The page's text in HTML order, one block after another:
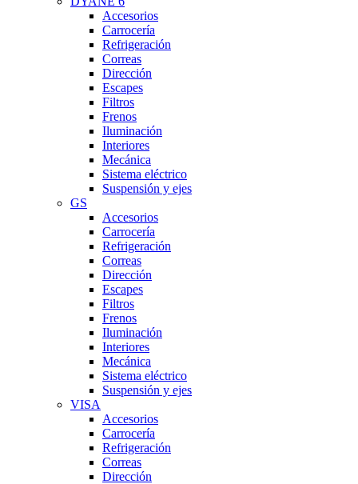
Accesorios
Carrocería
Refrigeración
Correas
Dirección
Escapes
Filtros
Frenos
Iluminación
Interiores
Mecánica
Sistema eléctrico
Suspensión y ejes
GS
Accesorios
Carrocería
Refrigeración
Correas
Dirección
Escapes
Filtros
Frenos
Iluminación
Interiores
Mecánica
Sistema eléctrico
Suspensión y ejes
VISA
Accesorios
Carrocería
Refrigeración
Correas
Dirección